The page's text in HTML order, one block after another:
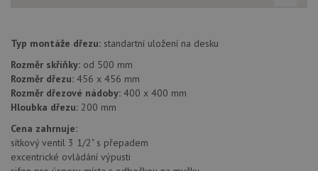
Typ montáže dřezu: standartní uložení na desku
Rozměr skříňky: od 500 mm
Rozměr dřezu: 456 x 456 mm
Rozměr dřezové nádoby: 400 x 400 mm
Hloubka dřezu: 200 mm
Cena zahrnuje:
sítkový ventil 3 1/2" s přepadem
excentrické ovládání výpusti